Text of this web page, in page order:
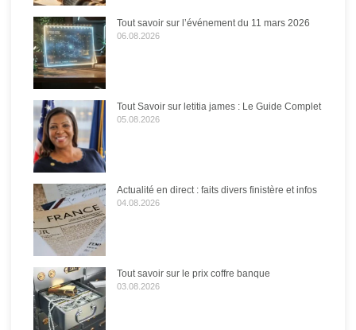
Tout savoir sur l’événement du 11 mars 2026
06.08.2026
Tout Savoir sur letitia james : Le Guide Complet
05.08.2026
Actualité en direct : faits divers finistère et infos
04.08.2026
Tout savoir sur le prix coffre banque
03.08.2026